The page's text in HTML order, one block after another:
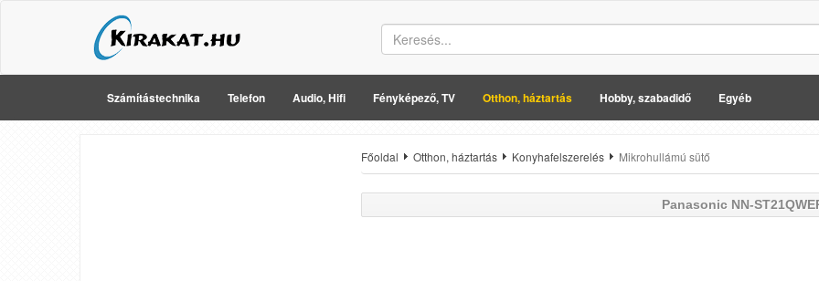
Számítástechnika Telefon Audio, Hifi Fényképező, TV Otthon, háztartás Hobby, szabadidő Egyéb
Főoldal Otthon, háztartás Konyhafelszerelés Mikrohullámú sütő
Panasonic NN-